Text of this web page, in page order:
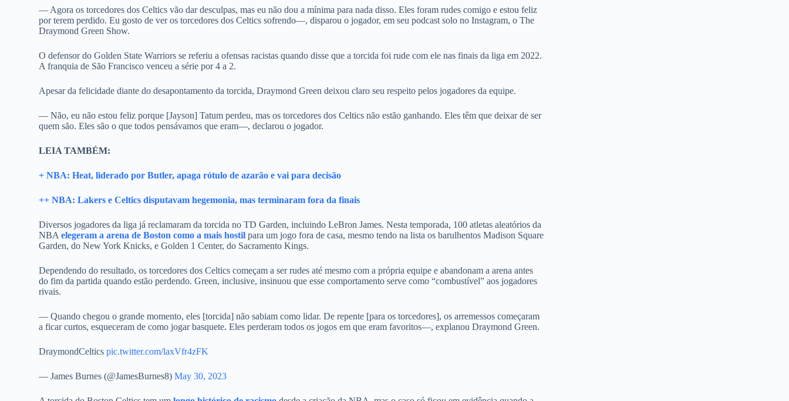
— Agora os torcedores dos Celtics vão dar desculpas, mas eu não dou a mínima para nada disso. Eles foram rudes comigo e estou feliz
por terem perdido. Eu gosto de ver os torcedores dos Celtics sofrendo—, disparou o jogador, em seu podcast solo no Instagram, o The
Draymond Green Show.
O defensor do Golden State Warriors se referiu a ofensas racistas quando disse que a torcida foi rude com ele nas finais da liga em 2022.
A franquia de São Francisco venceu a série por 4 a 2.
Apesar da felicidade diante do desapontamento da torcida, Draymond Green deixou claro seu respeito pelos jogadores da equipe.
— Não, eu não estou feliz porque [Jayson] Tatum perdeu, mas os torcedores dos Celtics não estão ganhando. Eles têm que deixar de ser
quem são. Eles são o que todos pensávamos que eram—, declarou o jogador.
LEIA TAMBÉM:
+ NBA: Heat, liderado por Butler, apaga rótulo de azarão e vai para decisão
++ NBA: Lakers e Celtics disputavam hegemonia, mas terminaram fora da finais
Diversos jogadores da liga já reclamaram da torcida no TD Garden, incluindo LeBron James. Nesta temporada, 100 atletas aleatórios da
NBAelegeram a arena de Boston como a mais hostil para um jogo fora de casa, mesmo tendo na lista os barulhentos Madison Square
Garden, do New York Knicks, e Golden 1 Center, do Sacramento Kings.
Dependendo do resultado, os torcedores dos Celtics começam a ser rudes até mesmo com a própria equipe e abandonam a arena antes
do fim da partida quando estão perdendo. Green, inclusive, insinuou que esse comportamento serve como “combustível” aos jogadores
rivais.
— Quando chegou o grande momento, eles [torcida] não sabiam como lidar. De repente [para os torcedores], os arremessos começaram
a ficar curtos, esqueceram de como jogar basquete. Eles perderam todos os jogos em que eram favoritos—, explanou Draymond Green.
DraymondCelticspic.twitter.com/laxVfr4zFK
— James Burnes (@JamesBurnes8)May 30, 2023